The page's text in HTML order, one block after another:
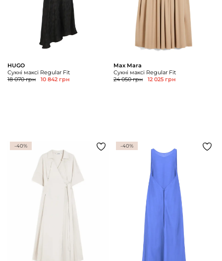
HUGO
Сукні максі Regular Fit
18 070 грн
10 842 грн
Max Mara
Сукні максі Regular Fit
24 050 грн
12 025 грн
-40% -40%